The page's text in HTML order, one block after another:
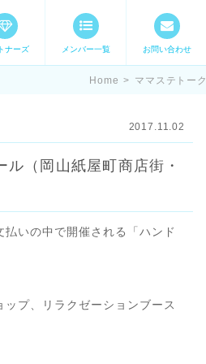
マステ スキル・
ナーズ メンバー一覧 お問い合わせ
Home > ママステトーク
2017.11.02
ル（岡山紙屋町商店街・
いの中で開催される「ハンド
プ、リラクゼーションブース